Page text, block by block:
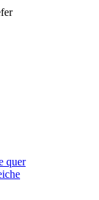
quer